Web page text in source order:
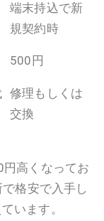
端末持込で新
規契約時
500円
修理もしくは
交換
高くなってお
格安で入手し
います。